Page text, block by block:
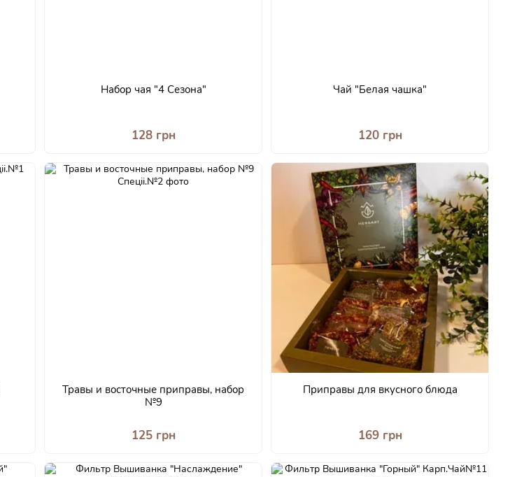
Набор чая "4 Сезона"
128 грн
Чай "Белая чашка"
120 грн
Травы и восточные приправы, набор
№9
125 грн
Приправы для вкусного блюда
169 грн